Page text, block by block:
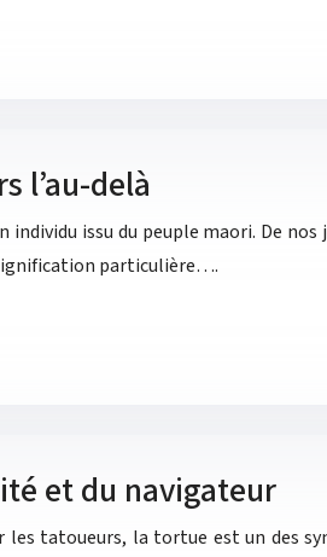
l’au-delà
issu du peuple maori. De
particulière….
et du navigateur
les tatoueurs, la tortue est un des